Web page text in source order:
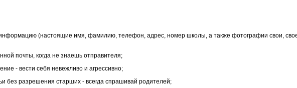
(настоящие имя, фамилию, телефон, адрес, номер школы, а также фотографии свои,
почты, когда не знаешь отправителя;
- вести себя невежливо и агрессивно;
без разрешения старших - всегда спрашивай родителей;